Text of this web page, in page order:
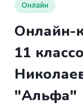
Онлайн
Онлайн-
11
"Альфа"